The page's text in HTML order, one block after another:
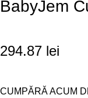
BabyJem
294.87 lei
CUMPĂRĂ ACUM